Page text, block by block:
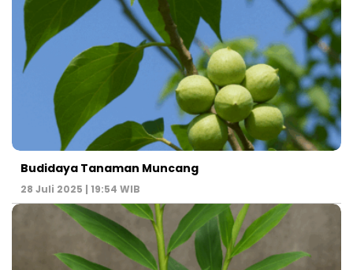
Budidaya Tanaman Muncang
28 Juli 2025 | 19:54 WIB